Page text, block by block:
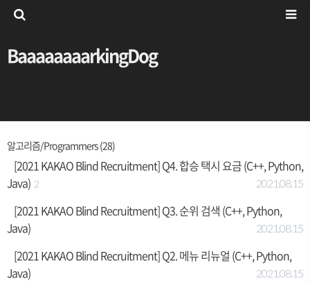
BaaaaaaaarkingDog
알고리즘/Programmers (28)
[2021 KAKAO Blind Recruitment] Q4. 합승 택시 요금 (C++, Python,
Java) 2 2021.08.15
[2021 KAKAO Blind Recruitment] Q3. 순위 검색 (C++, Python,
Java)
2021.08.15
[2021 KAKAO Blind Recruitment] Q2. 메뉴 리뉴얼 (C++, Python,
Java)
2021.08.15